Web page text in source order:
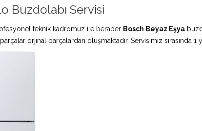
Buzdolabı Servisi
teknik kadromuz ile beraber Bosch Beyaz Eşya
parçalar orjinal parçalardan oluşmaktadır. Servisimiz sırasında